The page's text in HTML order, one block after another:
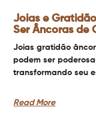
Joias e
Ser Âncoras de
Joias gratidão
podem ser
transformando seu
Read More